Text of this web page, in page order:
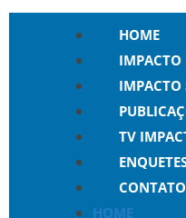
HOME
IMPACTO
IMPACTO
TV
CONTATO
HOME